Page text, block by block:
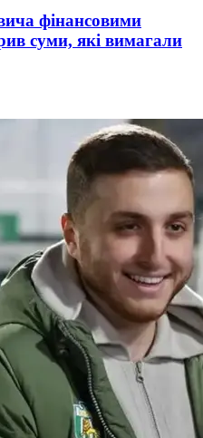
фінансовими
суми, які вимагали